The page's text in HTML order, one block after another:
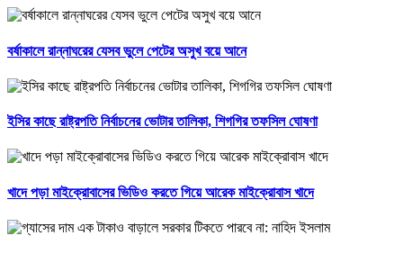
বর্ষাকালে রান্নাঘরের যেসব ভুলে পেটের অসুখ বয়ে আনে
ইসির কাছে রাষ্ট্রপতি নির্বাচনের ভোটার তালিকা, শিগগির তফসিল ঘোষণা
খাদে পড়া মাইক্রোবাসের ভিডিও করতে গিয়ে আরেক মাইক্রোবাস খাদে